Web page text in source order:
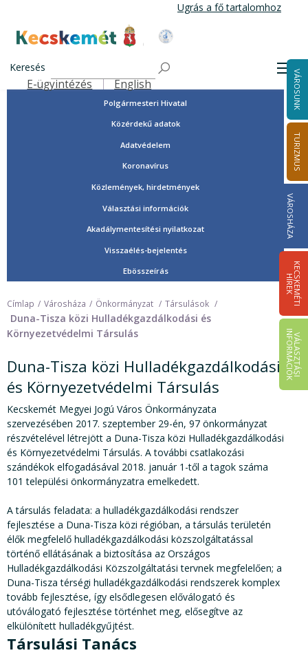
tartalomra
Ugrás a fő tartalomhoz
Kecskemét Város Honlapja
Keresés
Felső navigáció
E-ügyintézés English VÁROSUNK
TURIZMUS
VÁROSHÁZA
K
E
C
S
K
E
M
É
T
I
HÍ
R
E
K
V
Á
L
A
S
Z
T
Á
S
I
IN
F
O
R
M
Á
C
I
Ó
K
Tisztségviselők, képviselők
Országgyűlési képviselők
Önkormányzat
Polgármesteri Hivatal
Közérdekű adatok
Adatvédelem
Koronavírus
Közlemények, hirdetmények
Választási információk
Akadálymentesítési nyilatkozat
Visszaélés-bejelentés
Ebösszeírás
Címlap Városháza Önkormányzat Társulások
Duna-Tisza közi Hulladékgazdálkodási és
Környezetvédelmi Társulás
Duna-Tisza közi Hulladékgazdálkodási
és Környezetvédelmi Társulás
Kecskemét Megyei Jogú Város Önkormányzata
szervezésében 2017. szeptember 29-én, 97 önkormányzat
részvételével létrejött a Duna-Tisza közi Hulladékgazdálkodási
és Környezetvédelmi Társulás. A további csatlakozási
szándékok elfogadásával 2018. január 1-től a tagok száma
101 települési önkormányzatra emelkedett.
A társulás feladata: a hulladékgazdálkodási rendszer
fejlesztése a Duna-Tisza közi régióban, a társulás területén
élők megfelelő hulladékgazdálkodási közszolgáltatással
történő ellátásának a biztosítása az Országos
Hulladékgazdálkodási Közszolgáltatási tervnek megfelelően; a
Duna-Tisza térségi hulladékgazdálkodási rendszerek komplex
tovább fejlesztése, így elsődlegesen előválogató és
utóválogató fejlesztése történhet meg, elősegítve az
elkülönített hulladékgyűjtést.
Társulási Tanács